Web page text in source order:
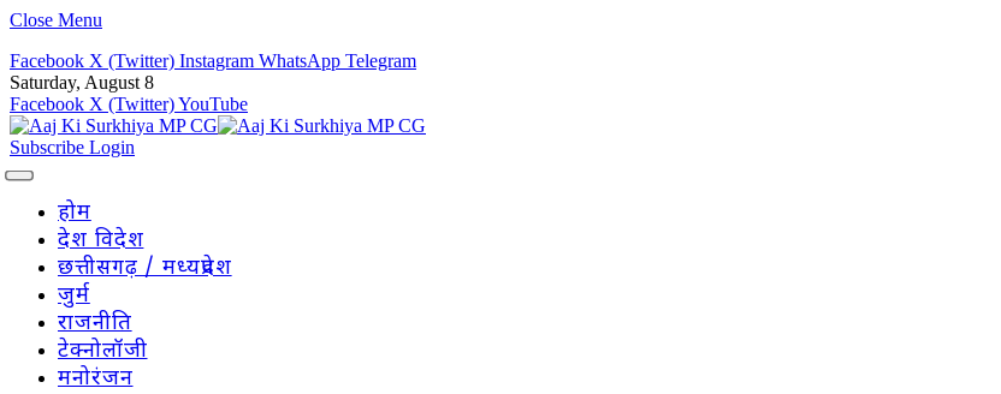
Close Menu
Facebook X (Twitter) Instagram WhatsApp Telegram
Saturday, August 8
Facebook X (Twitter)YouTube
Subscribe Login
होम
देश विदेश
छत्तीसगढ़ / मध्यप्रदेश
जुर्म
राजनीति
टेक्नोलॉजी
मनोरंजन